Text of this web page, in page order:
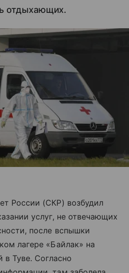
отдыхающих.
России (СКР) возбудил
услуг, не отвечающих
после вспышки
лагере «Байлак» на
в Туве. Согласно